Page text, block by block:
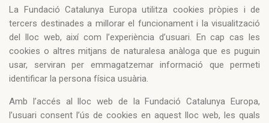
La Fundació Catalunya Europa utilitza cookies pròpies i de
tercers destinades a millorar el funcionament i la visualització
del lloc web, així com l’experiència d’usuari. En cap cas les
cookies o altres mitjans de naturalesa anàloga que es puguin
usar, serviran per emmagatzemar informació que permeti
identificar la persona física usuària.
Amb l’accés al lloc web de la Fundació Catalunya Europa,
l’usuari consent l’ús de cookies en aquest lloc web, les quals